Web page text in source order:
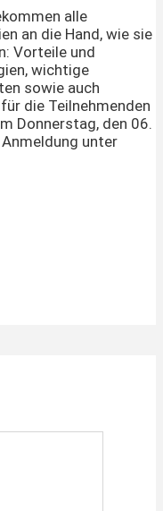
alle
an die Hand, wie sie
Vorteile und
wichtige
sowie auch
die Teilnehmenden
Donnerstag, den 06.
unter